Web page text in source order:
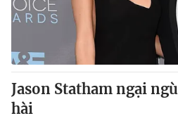
Jason Statham ngại
hài